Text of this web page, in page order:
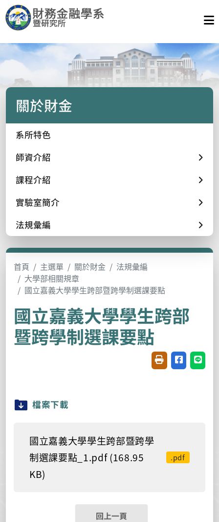
關於財金
系所特色
師資介紹
課程介紹
實驗室簡介
法規彙編
首頁 主選單 關於財金
法規彙編
大學部相關規章
國立嘉義大學學生跨部暨跨學制選課要點
國立嘉義大學學生跨部
暨跨學制選課要點
友善列印(開新視
分享至臉書
分享
檔案下載
國立嘉義大學學生跨部暨跨學
制選課要點_1.pdf (168.95
KB)
.pdf
回上一頁